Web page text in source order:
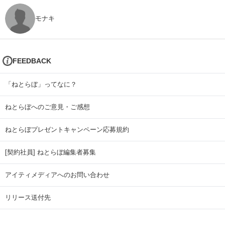
モナキ
FEEDBACK
「ねとらぼ」ってなに？
ねとらぼへのご意見・ご感想
ねとらぼプレゼントキャンペーン応募規約
[契約社員] ねとらぼ編集者募集
アイティメディアへのお問い合わせ
リリース送付先